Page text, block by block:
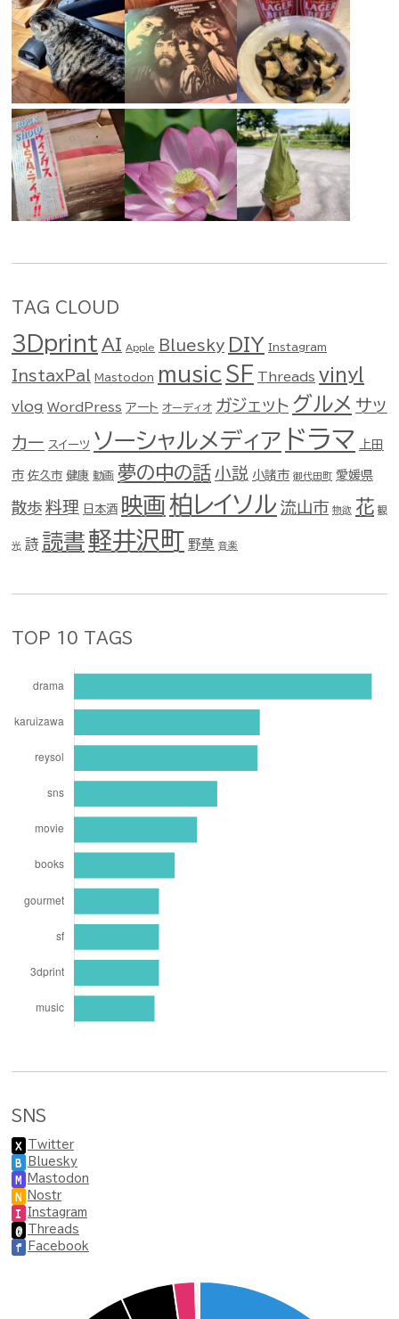
TAG CLOUD
3Dprint AI Apple Bluesky DIY Instagram
InstaxPal Mastodon music SF Threads vinyl
vlog WordPress アート オーディオ ガジェット グルメ サッ
カー スイーツ ソーシャルメディア ドラマ 上田
市 佐久市 健康 動画 夢の中の話 小説 小諸市 御代田町 愛媛県
散歩 料理 日本酒 映画 柏レイソル 流山市 物欲 花 観
光 詩 読書軽井沢町 野草 音楽
TOP 10 TAGS
SNS
X Twitter
B Bluesky
M Mastodon
N Nostr
I Instagram
@ Threads
f Facebook